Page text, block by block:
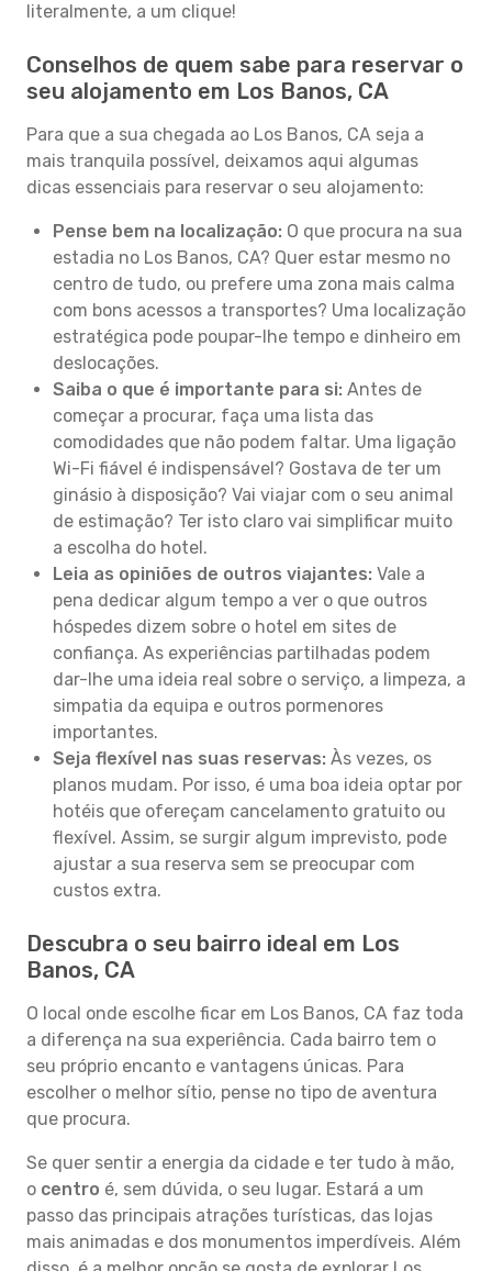
literalmente, a um clique!
Conselhos de quem sabe para reservar o
seu alojamento em Los Banos, CA
Para que a sua chegada ao Los Banos, CA seja a
mais tranquila possível, deixamos aqui algumas
dicas essenciais para reservar o seu alojamento:
Pense bem na localização: O que procura na sua
estadia no Los Banos, CA? Quer estar mesmo no
centro de tudo, ou prefere uma zona mais calma
com bons acessos a transportes? Uma localização
estratégica pode poupar-lhe tempo e dinheiro em
deslocações.
Saiba o que é importante para si: Antes de
começar a procurar, faça uma lista das
comodidades que não podem faltar. Uma ligação
Wi-Fi fiável é indispensável? Gostava de ter um
ginásio à disposição? Vai viajar com o seu animal
de estimação? Ter isto claro vai simplificar muito
a escolha do hotel.
Leia as opiniões de outros viajantes: Vale a
pena dedicar algum tempo a ver o que outros
hóspedes dizem sobre o hotel em sites de
confiança. As experiências partilhadas podem
dar-lhe uma ideia real sobre o serviço, a limpeza, a
simpatia da equipa e outros pormenores
importantes.
Seja flexível nas suas reservas: Às vezes, os
planos mudam. Por isso, é uma boa ideia optar por
hotéis que ofereçam cancelamento gratuito ou
flexível. Assim, se surgir algum imprevisto, pode
ajustar a sua reserva sem se preocupar com
custos extra.
Descubra o seu bairro ideal em Los
Banos, CA
O local onde escolhe ficar em Los Banos, CA faz toda
a diferença na sua experiência. Cada bairro tem o
seu próprio encanto e vantagens únicas. Para
escolher o melhor sítio, pense no tipo de aventura
que procura.
Se quer sentir a energia da cidade e ter tudo à mão,
o centro é, sem dúvida, o seu lugar. Estará a um
passo das principais atrações turísticas, das lojas
mais animadas e dos monumentos imperdíveis. Além